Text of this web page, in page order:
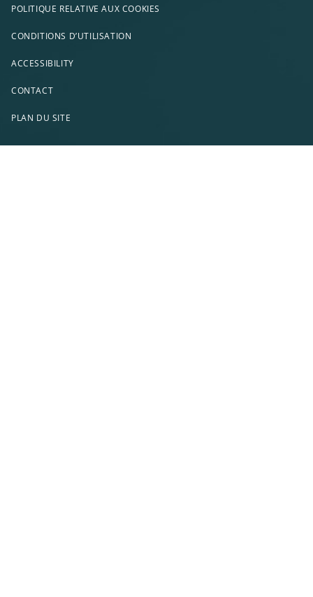
POLITIQUE RELATIVE AUX COOKIES
CONDITIONS D’UTILISATION
ACCESSIBILITY
CONTACT
PLAN DU SITE